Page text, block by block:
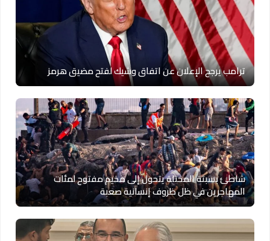
ترامب يرجح الإعلان عن اتفاق وشيك لفتح مضيق هرمز
شاطئ بسبتة المحتلة يتحول إلى مخيم مفتوح لمئات
المهاجرين في ظل ظروف إنسانية صعبة